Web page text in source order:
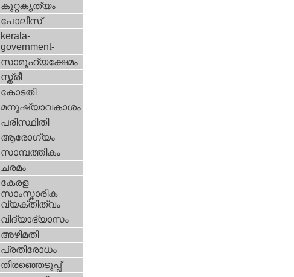
കുറ്റകൃത്യം
പോലീസ്‌
kerala-
government-
സാമൂഹ്യക്ഷേമം
സ്ത്രീ
കോടതി
മനുഷ്യാവകാശം
പരിസ്ഥിതി
ആരോഗ്യം
സാമ്പത്തികം
ചരമം
കേരള
സാംസ്കാരിക
വ്യക്തിത്വം
വിദ്യാഭ്യാസം
അഴിമതി
പ്രതിരോധം
തിരഞ്ഞെടുപ്പ്